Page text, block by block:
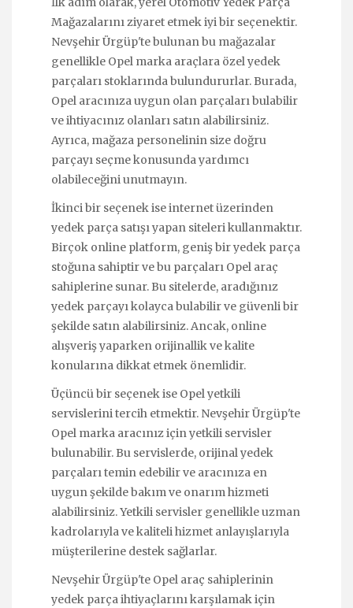
Mağazalarını ziyaret etmek iyi bir seçenektir.
Nevşehir Ürgüp'te bulunan bu mağazalar
genellikle Opel marka araçlara özel yedek
parçaları stoklarında bulundururlar. Burada,
Opel aracınıza uygun olan parçaları bulabilir
ve ihtiyacınız olanları satın alabilirsiniz.
Ayrıca, mağaza personelinin size doğru
parçayı seçme konusunda yardımcı
olabileceğini unutmayın.
İkinci bir seçenek ise internet üzerinden
yedek parça satışı yapan siteleri kullanmaktır.
Birçok online platform, geniş bir yedek parça
stoğuna sahiptir ve bu parçaları Opel araç
sahiplerine sunar. Bu sitelerde, aradığınız
yedek parçayı kolayca bulabilir ve güvenli bir
şekilde satın alabilirsiniz. Ancak, online
alışveriş yaparken orijinallik ve kalite
konularına dikkat etmek önemlidir.
Üçüncü bir seçenek ise Opel yetkili
servislerini tercih etmektir. Nevşehir Ürgüp'te
Opel marka aracınız için yetkili servisler
bulunabilir. Bu servislerde, orijinal yedek
parçaları temin edebilir ve aracınıza en
uygun şekilde bakım ve onarım hizmeti
alabilirsiniz. Yetkili servisler genellikle uzman
kadrolarıyla ve kaliteli hizmet anlayışlarıyla
müşterilerine destek sağlarlar.
Nevşehir Ürgüp'te Opel araç sahiplerinin
yedek parça ihtiyaçlarını karşılamak için